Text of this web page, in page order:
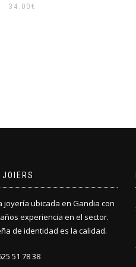
34.00 €
joyería ubicada en Gandia con
experiencia en el sector.
de identidad es la calidad.
51 78 38